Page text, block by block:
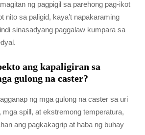
ng pagpigil sa parehong pag-ikot
nito sa paligid, kaya’t napakaraming
sinasadyang paggalaw kumpara sa
ang kapaligiran sa
gulong na caster?
ng mga gulong na caster sa uri
mga spill, at ekstremong temperatura,
ang pagkakagrip at haba ng buhay